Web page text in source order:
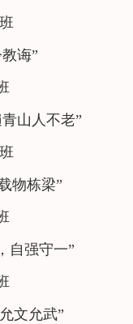
诲”
山人不老”
物栋梁”
自强守一”
文允武”